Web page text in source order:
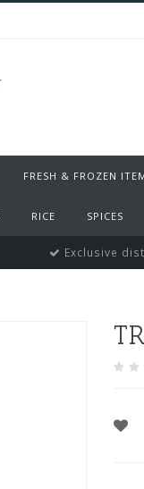
FRESH & FROZEN
RICE SPICES
Exclusive